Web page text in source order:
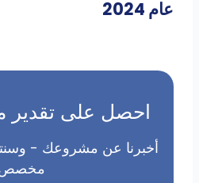
عام 2024
احصل على تقدير
أخبرنا عن مشروعك -